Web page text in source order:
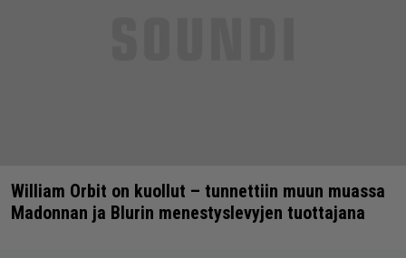
William Orbit on kuollut – tunnettiin muun muassa
Madonnan ja Blurin menestyslevyjen tuottajana